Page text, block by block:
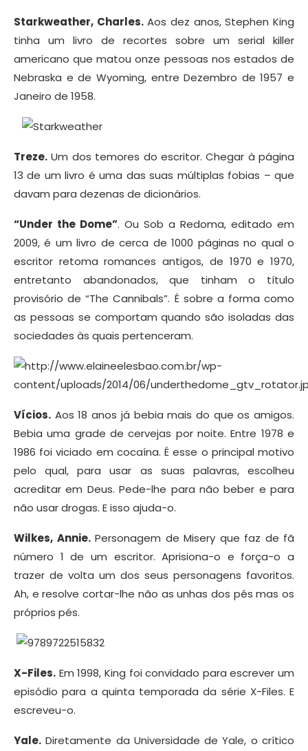
Starkweather, Charles.Aos dez anos, Stephen King
tinha um livro de recortes sobre um serial killer
americano que matou onze pessoas nos estados de
Nebraska e de Wyoming, entre Dezembro de 1957 e
Janeiro de 1958.
Treze. Um dos temores do escritor. Chegar à página
13 de um livro é uma das suas múltiplas fobias – que
davam para dezenas de dicionários.
“Under the Dome”. Ou Sob a Redoma, editado em
2009, é um livro de cerca de 1000 páginas no qual o
escritor retoma romances antigos, de 1970 e 1970,
entretanto abandonados, que tinham o título
provisório de “The Cannibals”. É sobre a forma como
as pessoas se comportam quando são isoladas das
sociedades às quais pertenceram.
Vícios. Aos 18 anos já bebia mais do que os amigos.
Bebia uma grade de cervejas por noite. Entre 1978 e
1986 foi viciado em cocaína. É esse o principal motivo
pelo qual, para usar as suas palavras, escolheu
acreditar em Deus. Pede-lhe para não beber e para
não usar drogas. E isso ajuda-o.
Wilkes, Annie.Personagem de Misery que faz de fã
número 1 de um escritor. Aprisiona-o e força-o a
trazer de volta um dos seus personagens favoritos.
Ah, e resolve cortar-lhe não as unhas dos pés mas os
próprios pés.
X-Files. Em 1998, King foi convidado para escrever um
episódio para a quinta temporada da série X-Files. E
escreveu-o.
Yale. Diretamente da Universidade de Yale, o crítico